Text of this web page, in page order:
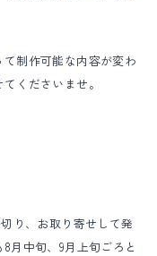
制作可能な内容が変わ
くださいませ。
り、お取り寄せして発
月中旬、9月上旬ごろと